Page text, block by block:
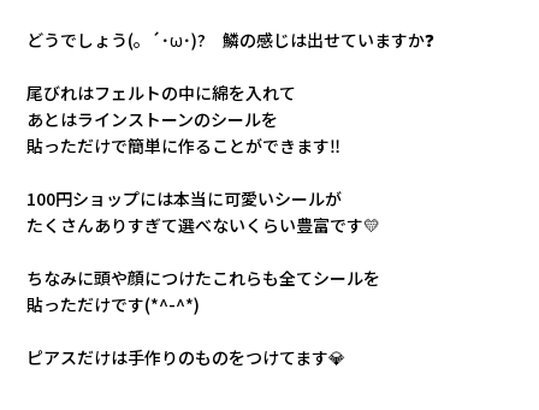
どうでしょう(。´･ω･)? 鱗の感じは出せていますか❓
尾びれはフェルトの中に綿を入れて
あとはラインストーンのシールを
貼っただけで簡単に作ることができます‼
100円ショップには本当に可愛いシールが
たくさんありすぎて選べないくらい豊富です💛
ちなみに頭や顔につけたこれらも全てシールを
貼っただけです(*^-^*)
ピアスだけは手作りのものをつけてます💎